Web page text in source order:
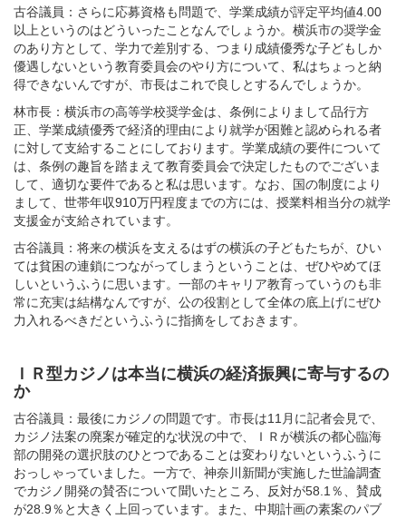
古谷議員：さらに応募資格も問題で、学業成績が評定平均値4.00
以上というのはどういったことなんでしょうか。横浜市の奨学金
のあり方として、学力で差別する、つまり成績優秀な子どもしか
優遇しないという教育委員会のやり方について、私はちょっと納
得できないんですが、市長はこれで良しとするんでしょうか。
林市長：横浜市の高等学校奨学金は、条例によりまして品行方
正、学業成績優秀で経済的理由により就学が困難と認められる者
に対して支給することにしております。学業成績の要件について
は、条例の趣旨を踏まえて教育委員会で決定したものでございま
して、適切な要件であると私は思います。なお、国の制度により
まして、世帯年収910万円程度までの方には、授業料相当分の就学
支援金が支給されています。
古谷議員：将来の横浜を支えるはずの横浜の子どもたちが、ひい
ては貧困の連鎖につながってしまうということは、ぜひやめてほ
しいというふうに思います。一部のキャリア教育っていうのも非
常に充実は結構なんですが、公の役割として全体の底上げにぜひ
力入れるべきだというふうに指摘をしておきます。
ＩＲ型カジノは本当に横浜の経済振興に寄与するの
か
古谷議員：最後にカジノの問題です。市長は11月に記者会見で、
カジノ法案の廃案が確定的な状況の中で、ＩＲが横浜の都心臨海
部の開発の選択肢のひとつであることは変わりないというふうに
おっしゃっていました。一方で、神奈川新聞が実施した世論調査
でカジノ開発の賛否について聞いたところ、反対が58.1％、賛成
が28.9％と大きく上回っています。また、中期計画の素案のパブ